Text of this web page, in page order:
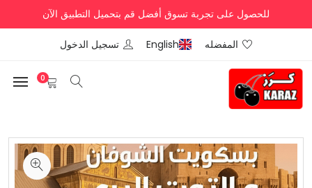
للحصول على تجربة تسوق أفضل قم بتحميل التطبيق الآن
المفضله English تسجيل الدخول
0